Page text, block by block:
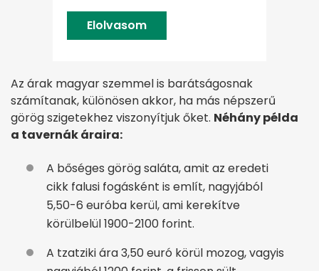
Elolvasom
Az árak magyar szemmel is barátságosnak
számítanak, különösen akkor, ha más népszerű
görög szigetekhez viszonyítjuk őket. Néhány példa
a tavernák áraira:
A bőséges görög saláta, amit az eredeti
cikk falusi fogásként is említ, nagyjából
5,50-6 euróba kerül, ami kerekítve
körülbelül 1900-2100 forint.
A tzatziki ára 3,50 euró körül mozog, vagyis